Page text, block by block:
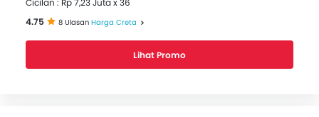
4.75
8 Ulasan Harga Creta
Lihat Promo